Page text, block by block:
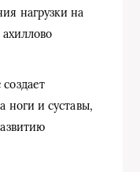
нагрузки на
ноги и суставы,